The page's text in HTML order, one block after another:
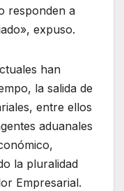
responden a
expuso.
han
la salida de
entre ellos
aduanales
la pluralidad
Empresarial.